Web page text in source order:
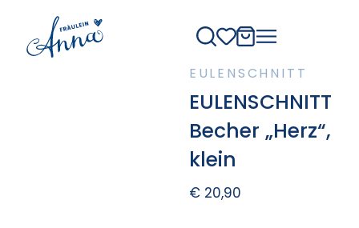
EULENSCHNITT
EULENSCHNITT
Becher „Herz“,
klein
€20,90